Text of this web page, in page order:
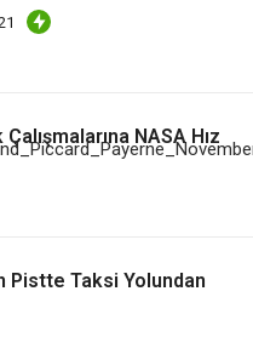
NASA Hız
Pistte Taksi Yolundan